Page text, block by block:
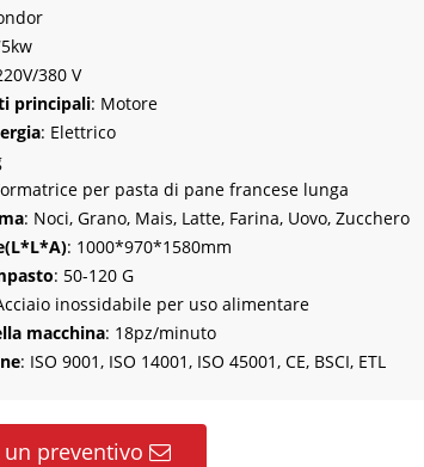
380 V
principali: Motore
: Elettrico
per pasta di pane francese lunga
: Noci, Grano, Mais, Latte, Farina, Uovo, Zucchero
: 1000*970*1580mm
: 50-120 G
inossidabile per uso alimentare
macchina: 18pz/minuto
: ISO 9001, ISO 14001, ISO 45001, CE, BSCI, ETL
preventivo